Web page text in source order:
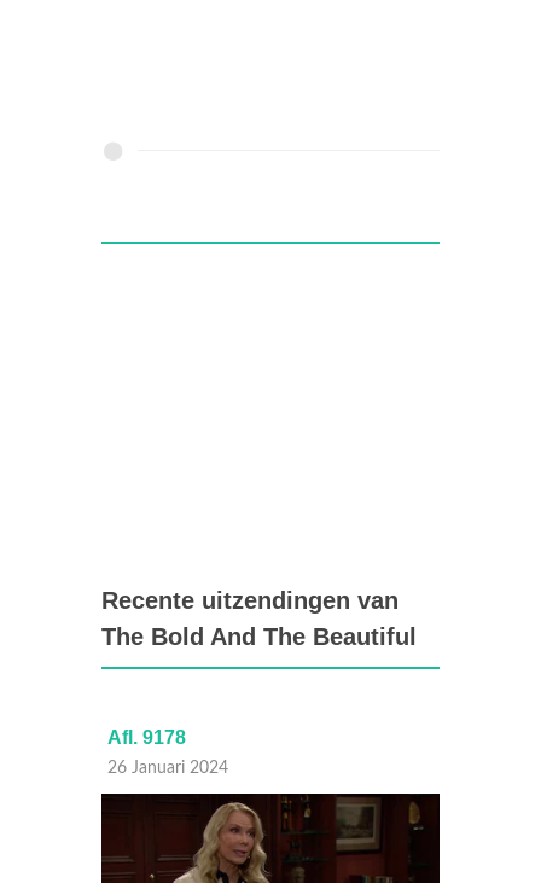
Recente uitzendingen van
The Bold And The Beautiful
Afl. 9178
26 Januari 2024